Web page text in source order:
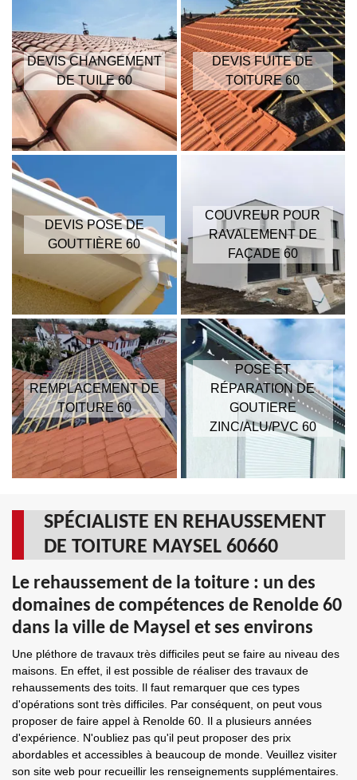
DEVIS CHANGEMENT
DE TUILE 60
DEVIS FUITE DE
TOITURE 60
DEVIS POSE DE
GOUTTIÈRE 60
COUVREUR POUR
RAVALEMENT DE
FAÇADE 60
REMPLACEMENT DE
TOITURE 60
POSE ET
RÉPARATION DE
GOUTIERE
ZINC/ALU/PVC 60
SPÉCIALISTE EN REHAUSSEMENT
DE TOITURE MAYSEL 60660
Le rehaussement de la toiture : un des
domaines de compétences de Renolde 60
dans la ville de Maysel et ses environs
Une pléthore de travaux très difficiles peut se faire au niveau des
maisons. En effet, il est possible de réaliser des travaux de
rehaussements des toits. Il faut remarquer que ces types
d'opérations sont très difficiles. Par conséquent, on peut vous
proposer de faire appel à Renolde 60. Il a plusieurs années
d'expérience. N'oubliez pas qu'il peut proposer des prix
abordables et accessibles à beaucoup de monde. Veuillez visiter
son site web pour recueillir les renseignements supplémentaires.